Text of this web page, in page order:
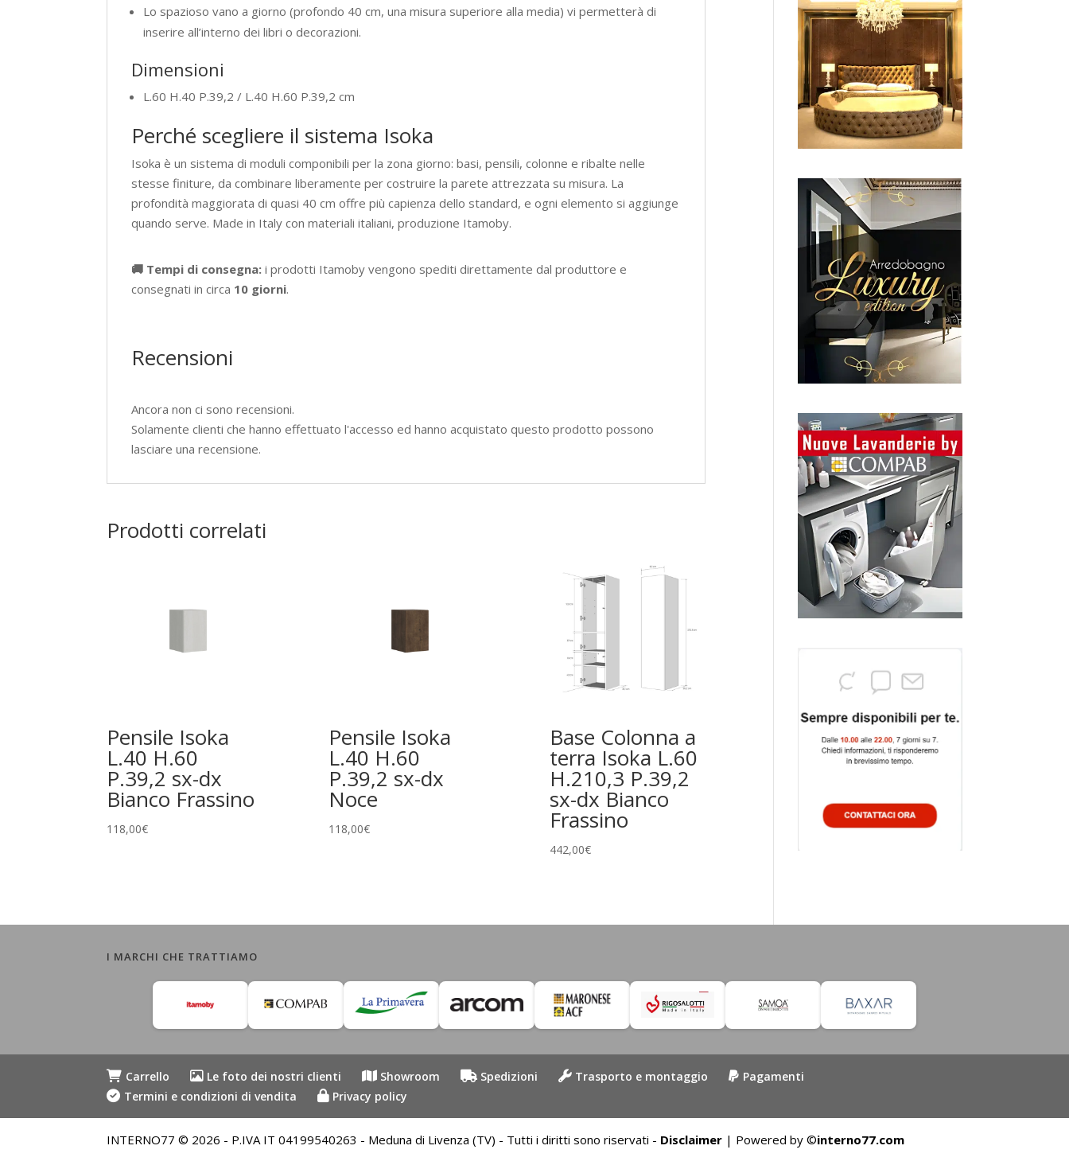
Lo spazioso vano a giorno (profondo 40 cm, una misura superiore alla media) vi permetterà di
inserire all’interno dei libri o decorazioni.
Dimensioni
L.60 H.40 P.39,2 / L.40 H.60 P.39,2 cm
Perché scegliere il sistema Isoka
Isoka è un sistema di moduli componibili per la zona giorno: basi, pensili, colonne e ribalte nelle
stesse finiture, da combinare liberamente per costruire la parete attrezzata su misura. La
profondità maggiorata di quasi 40 cm offre più capienza dello standard, e ogni elemento si aggiunge
quando serve. Made in Italy con materiali italiani, produzione Itamoby.
🚚 Tempi di consegna: i prodotti Itamoby vengono spediti direttamente dal produttore e
consegnati in circa 10 giorni.
Recensioni
Ancora non ci sono recensioni.
Solamente clienti che hanno effettuato l'accesso ed hanno acquistato questo prodotto possono
lasciare una recensione.
Prodotti correlati
Pensile Isoka
L.40 H.60
P.39,2 sx-dx
Bianco Frassino
118,00€
Pensile Isoka
L.40 H.60
P.39,2 sx-dx
Noce
118,00€
Base Colonna a
terra Isoka L.60
H.210,3 P.39,2
sx-dx Bianco
Frassino
442,00€
I MARCHI CHE TRATTIAMO
Carrello Le foto dei nostri clienti Showroom Spedizioni Trasporto e montaggio
Pagamenti
Termini e condizioni di vendita
Privacy policy
INTERNO77 © 2026 - P.IVA IT 04199540263 - Meduna di Livenza (TV) - Tutti i diritti sono riservati - Disclaimer | Powered by ©interno77.com